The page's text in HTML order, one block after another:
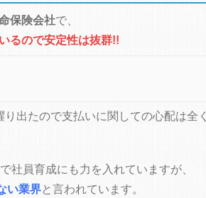
保険会社で、
るので安定性は抜群!!
出たので支払いに関しての心配は全く
社員育成にも力を入れていますが、
い業界と言われています。